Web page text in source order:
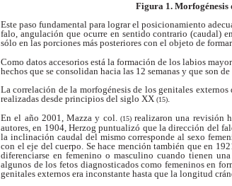
Figura 1. Morfogénesis
Este paso fundamental para lograr el posicionamiento
falo, angulación que ocurre en sentido contrario (caudal)
sólo en las porciones más posteriores con el objeto de
Como datos accesorios está la formación de loslabios
hechos que se consolidan hacia las 12 semanas y que son de
La correlación de la morfogénesis de los genitales
realizadas desde principios del siglo XX (15).
En el año 2001, Mazza y col. (15)realizaron una revisión
autores, en 1904, Herzog puntualizó que la dirección del
la inclinación caudal del mismo corresponde al sexo
con el eje del cuerpo. Se hace mencióntambién que en
diferenciarse en femenino o masculino cuando tienen
algunos de los fetos diagnosticados como femeninos en
genitales externos era inconstante hasta que la longitud